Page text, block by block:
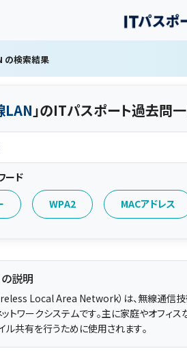
の検索結果
LAN」のITパスポート過去問
ード
WPA2 MACアドレス
の説明
Local Area Network）は、無線通信
トワークシステムです。主に家庭やオフィ
ル共有を行うために使用されます。